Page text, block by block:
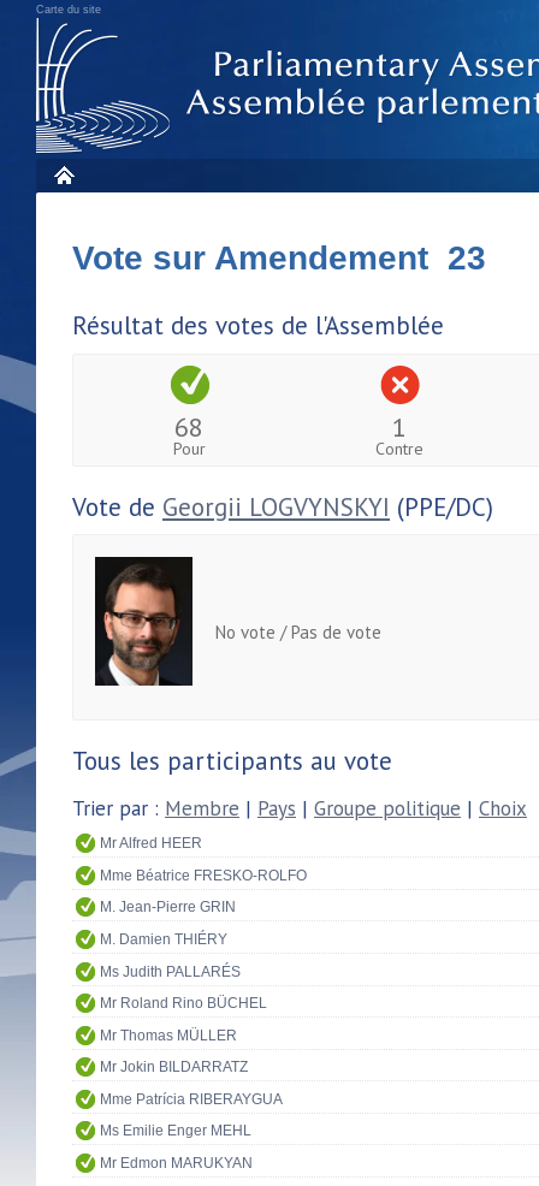
Carte du site
Vote sur Amendement 23
Résultat des votes de l'Assemblée
68
Pour
1
Contre
Vote de Georgii LOGVYNSKYI (PPE/DC)
No vote / Pas de vote
Tous les participants au vote
Trier par : Membre | Pays | Groupe politique | Choix
Mr Alfred HEER
Mme Béatrice FRESKO-ROLFO
M. Jean-Pierre GRIN
M. Damien THIÉRY
Ms Judith PALLARÉS
Mr Roland Rino BÜCHEL
Mr Thomas MÜLLER
Mr Jokin BILDARRATZ
Mme Patrícia RIBERAYGUA
Ms Emilie Enger MEHL
Mr Edmon MARUKYAN